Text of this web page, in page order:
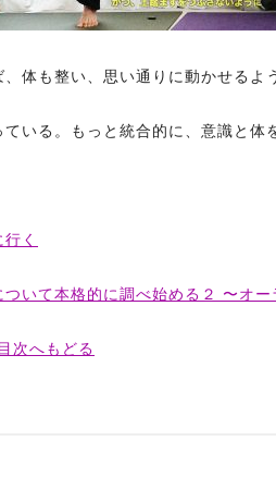
体も整い、思い通りに動かせるよ
いる。もっと統合的に、意識と体
く
ついて本格的に調べ始める２ 〜オ
次へもどる